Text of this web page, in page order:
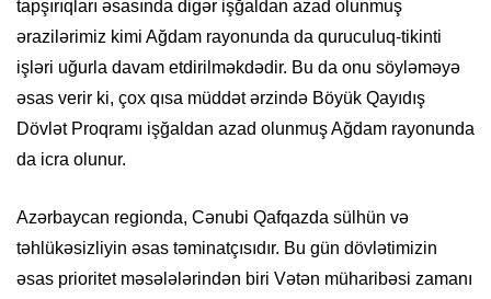
tapşırıqları əsasında digər işğaldan azad olunmuş
ərazilərimiz kimi Ağdam rayonunda da quruculuq-tikinti
işləri uğurla davam etdirilməkdədir. Bu da onu söyləməyə
əsas verir ki, çox qısa müddət ərzində Böyük Qayıdış
Dövlət Proqramı işğaldan azad olunmuş Ağdam rayonunda
da icra olunur.
Azərbaycan regionda, Cənubi Qafqazda sülhün və
təhlükəsizliyin əsas təminatçısıdır. Bu gün dövlətimizin
əsas prioritet məsələlərindən biri Vətən müharibəsi zamanı